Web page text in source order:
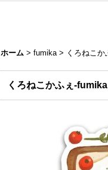
ホーム > fumika > くろねこ
くろねこかふぇ-fumika